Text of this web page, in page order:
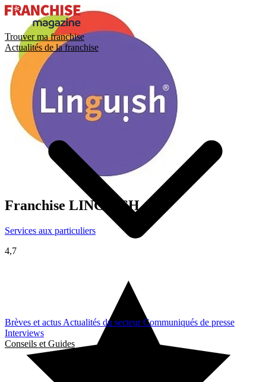
Trouver ma franchise
Actualités de la franchise
Brèves et actus Actualités du secteurCommuniqués de presse
Interviews
Conseils et Guides
Franchise LINGUISH
Services aux particuliers
4,7